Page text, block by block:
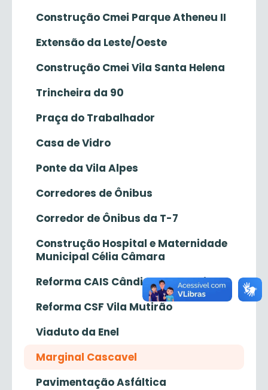
Construção Cmei Parque Atheneu II
Extensão da Leste/Oeste
Construção Cmei Vila Santa Helena
Trincheira da 90
Praça do Trabalhador
Casa de Vidro
Ponte da Vila Alpes
Corredores de Ônibus
Corredor de Ônibus da T-7
Construção Hospital e Maternidade
Municipal Célia Câmara
Reforma CAIS Cândida de Morais
Reforma CSF Vila Mutirão
Viaduto da Enel
Marginal Cascavel
Pavimentação Asfáltica